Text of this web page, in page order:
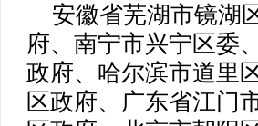
安徽省芜湖市镜湖
府、南宁市兴宁区委
政府、哈尔滨市道里
区政府、广东省江门